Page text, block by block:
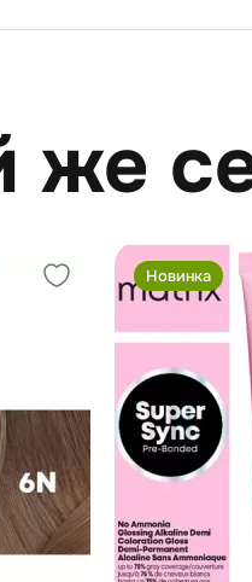
же
Новинка